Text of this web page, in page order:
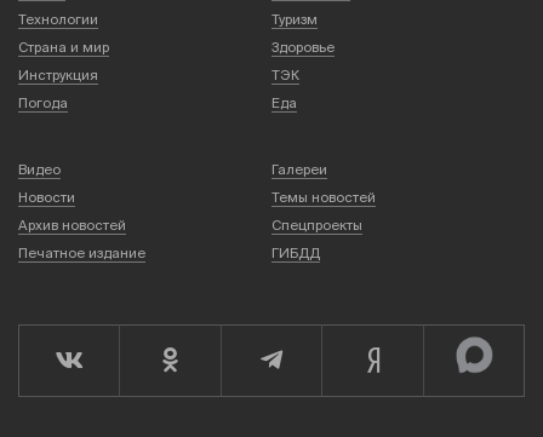
Технологии
Туризм
Страна и мир
Здоровье
Инструкция
ТЭК
Погода
Еда
Видео
Галереи
Новости
Темы новостей
Архив новостей
Спецпроекты
Печатное издание
ГИБДД